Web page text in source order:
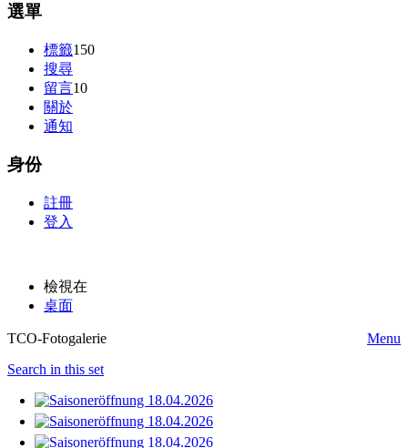
選單
標籤150
搜尋
留言10
關於
通知
身份
註冊
登入
檢視在
桌面
TCO-Fotogalerie
Menu
Search in this set